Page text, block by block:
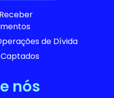
de Dívida
nós